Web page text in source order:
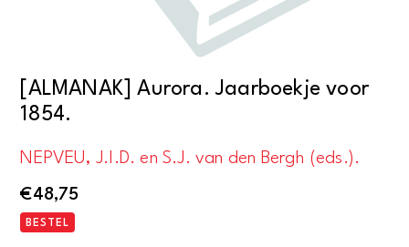
[ALMANAK] Aurora. Jaarboekje voor
1854.
NEPVEU, J.I.D. en S.J. van den Bergh (eds.).
€48,75
BESTEL